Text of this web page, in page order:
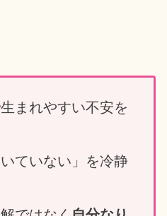
まれやすい不安を
ていない」を冷静